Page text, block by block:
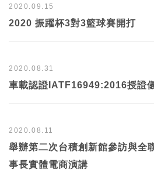
2020.09.15
2020 振躍杯3對3籃球賽開打
2020.08.31
車載認證IATF16949:2016授證
2020.08.11
舉辦第二次台積創新館參訪與全
事長實體電商演講